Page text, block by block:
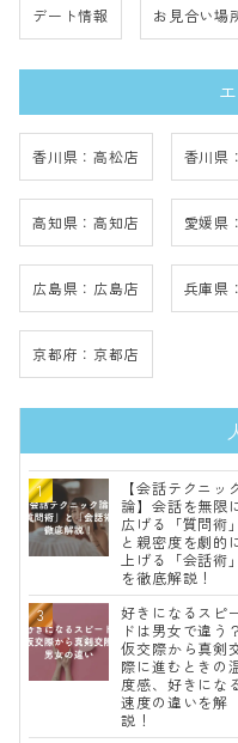
デート情報 お見合い場
香川県：高松店 香川県
高知県：高知店 愛媛県
広島県：広島店 兵庫県
京都府：京都店
【会話テクニッ
論】会話を無限
広げる「質問術」
と親密度を劇的
上げる「会話術」
を徹底解説！
好きになるスピ
ドは男女で違う？
仮交際から真剣
際に進むときの
度感、好きにな
速度の違いを解
説！